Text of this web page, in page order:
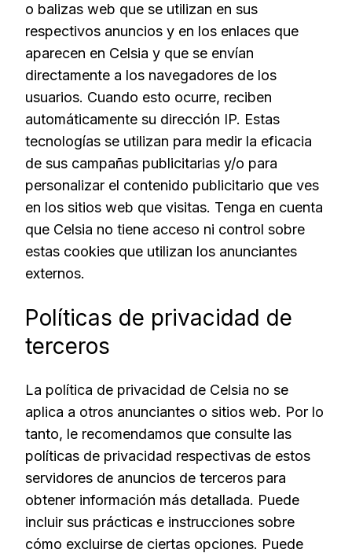
o balizas web que se utilizan en sus
respectivos anuncios y en los enlaces que
aparecen en Celsia y que se envían
directamente a los navegadores de los
usuarios. Cuando esto ocurre, reciben
automáticamente su dirección IP. Estas
tecnologías se utilizan para medir la eficacia
de sus campañas publicitarias y/o para
personalizar el contenido publicitario que ves
en los sitios web que visitas. Tenga en cuenta
que Celsia no tiene acceso ni control sobre
estas cookies que utilizan los anunciantes
externos.
Políticas de privacidad de
terceros
La política de privacidad de Celsia no se
aplica a otros anunciantes o sitios web. Por lo
tanto, le recomendamos que consulte las
políticas de privacidad respectivas de estos
servidores de anuncios de terceros para
obtener información más detallada. Puede
incluir sus prácticas e instrucciones sobre
cómo excluirse de ciertas opciones. Puede